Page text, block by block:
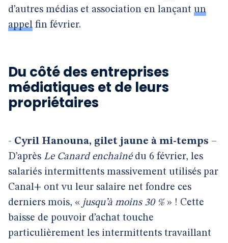
d’autres médias et association en lançant un
appel fin février.
Du côté des entreprises
médiatiques et de leurs
propriétaires
- Cyril Hanouna, gilet jaune à mi-temps –
D’après Le Canard enchaînédu 6 février, les
salariés intermittents massivement utilisés par
Canal+ ont vu leur salaire net fondre ces
derniers mois, « jusqu’à moins 30 % » ! Cette
baisse de pouvoir d’achat touche
particulièrement les intermittents travaillant